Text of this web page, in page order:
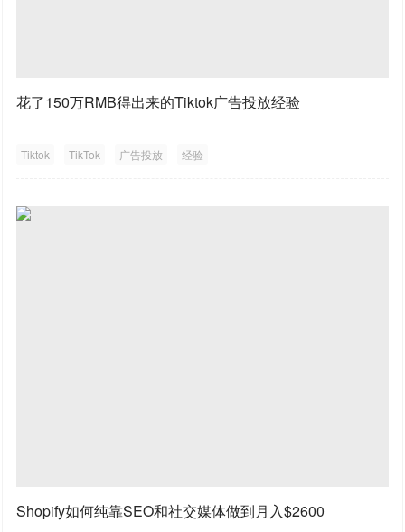
花了150万RMB得出来的Tiktok广告投放经验
Tiktok TikTok 广告投放 经验
Shopify如何纯靠SEO和社交媒体做到月入$2600